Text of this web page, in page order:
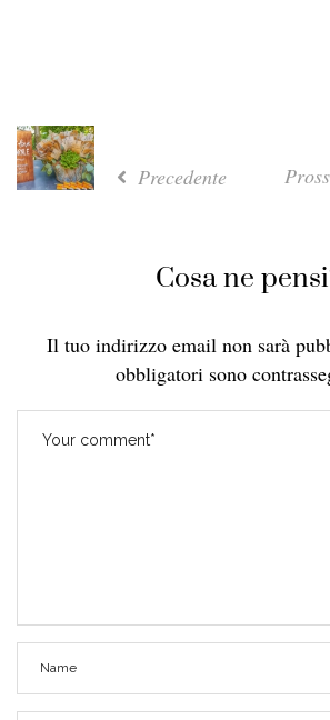
Precedente
Cosa ne
Il tuo indirizzo email non sarà
obbligatori sono